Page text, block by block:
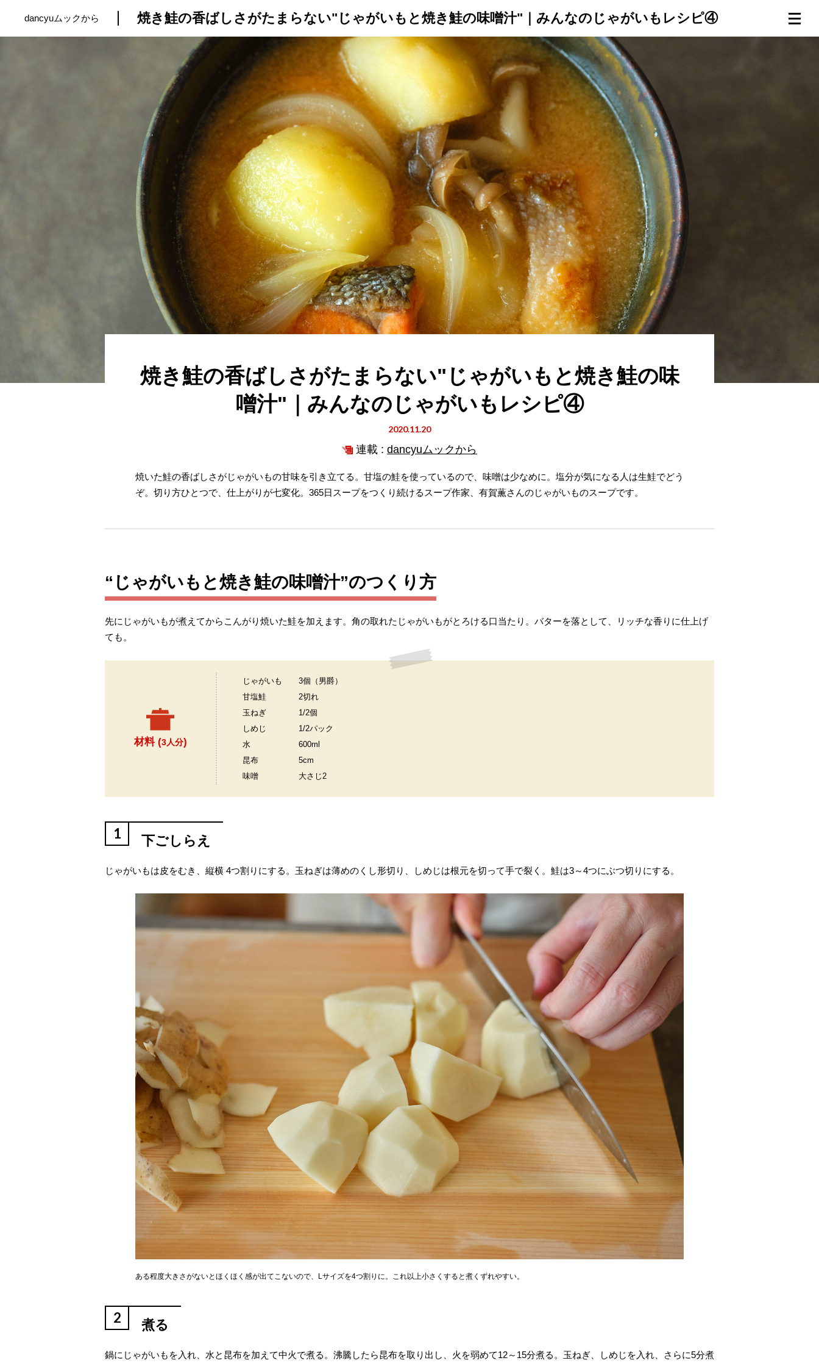
トップ プロが教えるレシピ 厳選！店探し 食のストーリー 連載一覧 倶楽部入会 （無料） ログイン
dancyuムックから 焼き鮭の香ばしさがたまらない"じゃがいもと焼き鮭の味噌汁"｜みんなのじゃがいもレシピ④
焼き鮭の香ばしさがたまらない"じゃがいもと焼き鮭の味
噌汁"｜みんなのじゃがいもレシピ④
2020.11.20
連載 : dancyuムックから
焼いた鮭の香ばしさがじゃがいもの甘味を引き立てる。甘塩の鮭を使っているので、味噌は少なめに。塩分が気になる人は生鮭でどう
ぞ。切り方ひとつで、仕上がりが七変化。365日スープをつくり続けるスープ作家、有賀薫さんのじゃがいものスープです。
“じゃがいもと焼き鮭の味噌汁”のつくり方
先にじゃがいもが煮えてからこんがり焼いた鮭を加えます。角の取れたじゃがいもがとろける口当たり。バターを落として、リッチな香りに仕上げ
ても。
材料 (3人分)
じゃがいも
3個（男爵）
甘塩鮭
2切れ
玉ねぎ
1/2個
しめじ
1/2パック
水
600ml
昆布
5cm
味噌
大さじ2
1 下ごしらえ
じゃがいもは皮をむき、縦横 4つ割りにする。玉ねぎは薄めのくし形切り、しめじは根元を切って手で裂く。鮭は3～4つにぶつ切りにする。
ある程度大きさがないとほくほく感が出てこないので、Lサイズを4つ割りに。これ以上小さくすると煮くずれやすい。
2 煮る
鍋にじゃがいもを入れ、水と昆布を加えて中火で煮る。沸騰したら昆布を取り出し、火を弱めて12～15分煮る。玉ねぎ、しめじを入れ、さらに5分煮